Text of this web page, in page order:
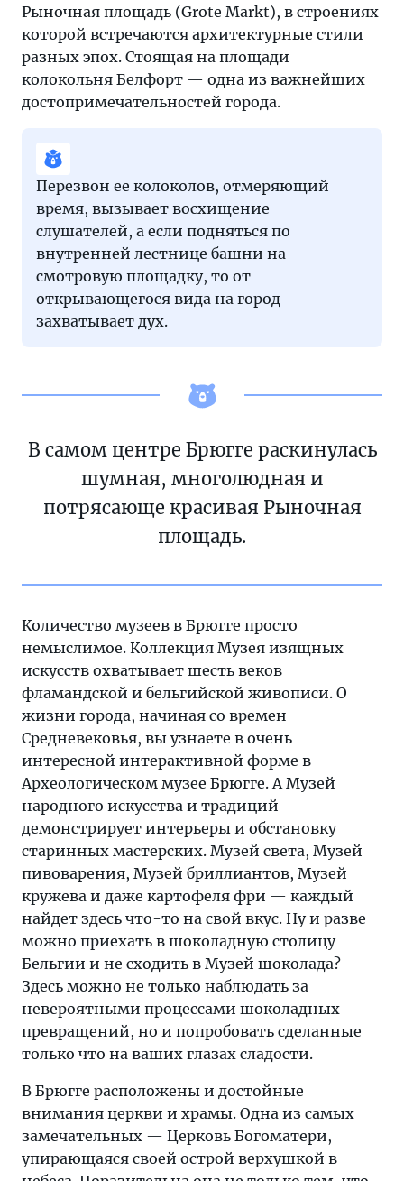
Рыночная площадь (Grote Markt), в строениях
которой встречаются архитектурные стили
разных эпох. Стоящая на площади
колокольня Белфорт — одна из важнейших
достопримечательностей города.
Перезвон ее колоколов, отмеряющий
время, вызывает восхищение
слушателей, а если подняться по
внутренней лестнице башни на
смотровую площадку, то от
открывающегося вида на город
захватывает дух.
В самом центре Брюгге раскинулась
шумная, многолюдная и
потрясающе красивая Рыночная
площадь.
Количество музеев в Брюгге просто
немыслимое. Коллекция Музея изящных
искусств охватывает шесть веков
фламандской и бельгийской живописи. О
жизни города, начиная со времен
Средневековья, вы узнаете в очень
интересной интерактивной форме в
Археологическом музее Брюгге. А Музей
народного искусства и традиций
демонстрирует интерьеры и обстановку
старинных мастерских. Музей света, Музей
пивоварения, Музей бриллиантов, Музей
кружева и даже картофеля фри — каждый
найдет здесь что-то на свой вкус. Ну и разве
можно приехать в шоколадную столицу
Бельгии и не сходить в Музей шоколада? —
Здесь можно не только наблюдать за
невероятными процессами шоколадных
превращений, но и попробовать сделанные
только что на ваших глазах сладости.
В Брюгге расположены и достойные
внимания церкви и храмы. Одна из самых
замечательных — Церковь Богоматери,
упирающаяся своей острой верхушкой в